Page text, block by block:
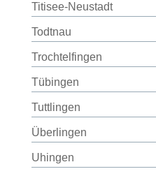
Titisee-Neustadt
Todtnau
Trochtelfingen
Tübingen
Tuttlingen
Überlingen
Uhingen